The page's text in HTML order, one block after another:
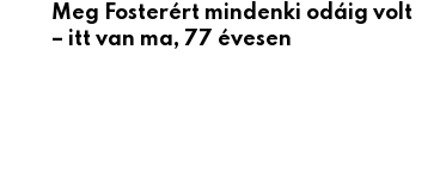
Meg Fosterért mindenki odáig volt
– itt van ma, 77 évesen